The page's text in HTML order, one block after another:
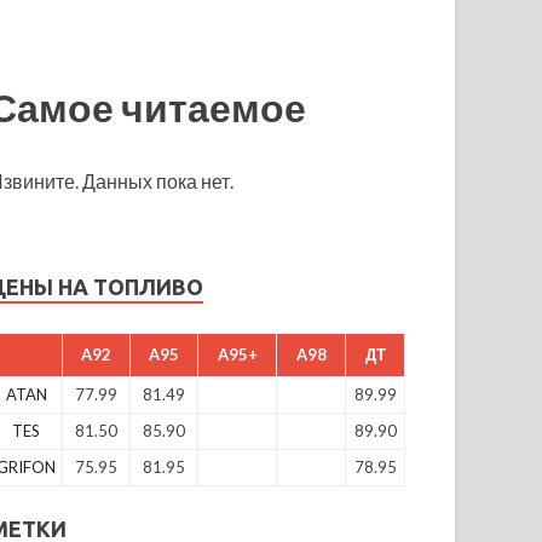
читаемое
Данных пока нет.
НА ТОПЛИВО
A92 A95 A95+ A98 ДТ
ATAN 77.99 81.49
89.99
TES
81.50 85.90
89.90
75.95 81.95 78.95